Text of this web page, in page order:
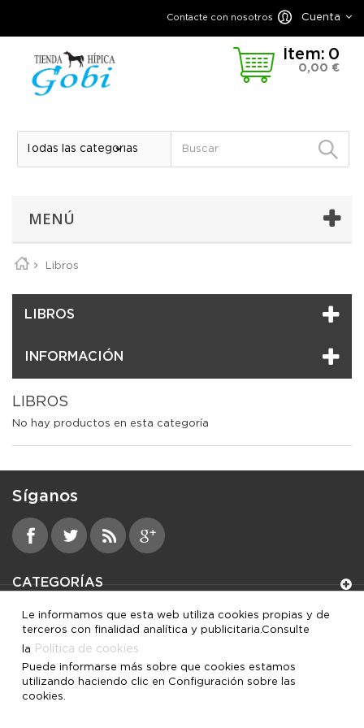
Cuenta
Contacte con nosotros
Ítem: 0
0,00 €
MENÚ
Libros
LIBROS
INFORMACIÓN
LIBROS
No hay productos en esta categoría
Síganos
CATEGORÍAS
INFORMACIÓN
MI CUENTA
INFORMACIÓN SOBRE LA TIENDA
Le informamos que esta web utiliza cookies propias y de
terceros con finalidad analítica y publicitaria.Consulte
la Política de cookies
Puede informarse más sobre que cookies estamos
utilizando haciendo clic en Configuración sobre las
cookies.